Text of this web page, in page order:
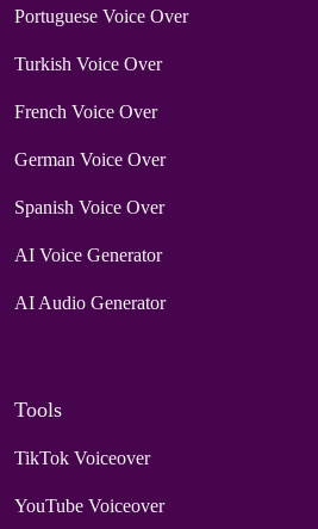
Portuguese Voice Over
Turkish Voice Over
French Voice Over
German Voice Over
Spanish Voice Over
AI Voice Generator
AI Audio Generator
Tools
TikTok Voiceover
YouTube Voiceover